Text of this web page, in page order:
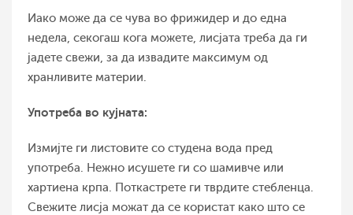
Иако може да се чува во фрижидер и до една
недела, секогаш кога можете, лисјата треба да ги
јадете свежи, за да извадите максимум од
хранливите материи.
Употреба во кујната:
Измијте ги листовите со студена вода пред
употреба. Нежно исушете ги со шамивче или
хартиена крпа. Поткастрете ги тврдите стебленца.
Свежите лисја можат да се користат како што се